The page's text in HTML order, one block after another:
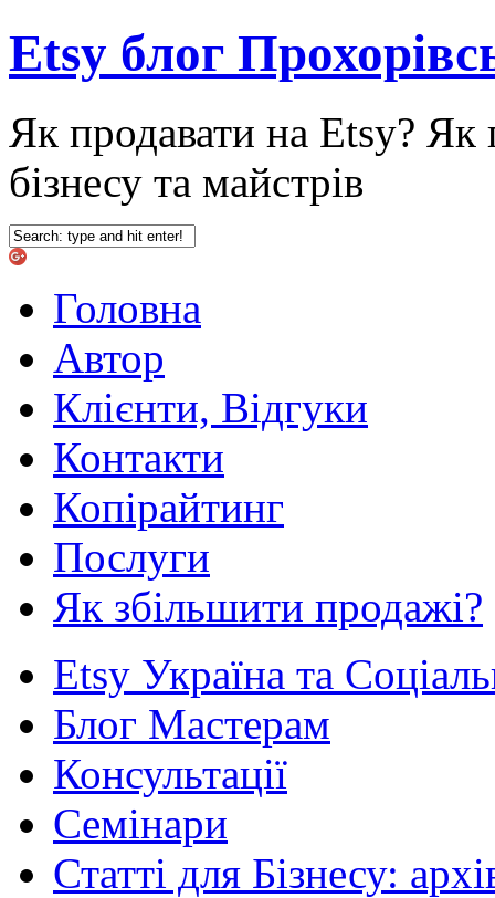
Etsy блог
Як продавати на Etsy? Як
бізнесу та майстрів
Головна
Автор
Клієнти, Відгуки
Контакти
Копірайтинг
Послуги
Як збільшити продажі?
Etsy Укрaїна та
Блог Мастерам
Консультації
Семінари
Статті для Бізнесу: